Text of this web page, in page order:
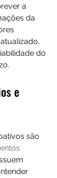
a
da
do
e
são